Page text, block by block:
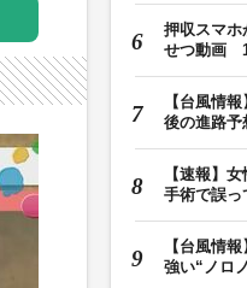
押収スマホ
せつ動画
【台風情
後の進路
【速報】
手術で誤っ
【台風情
強い“ノロ